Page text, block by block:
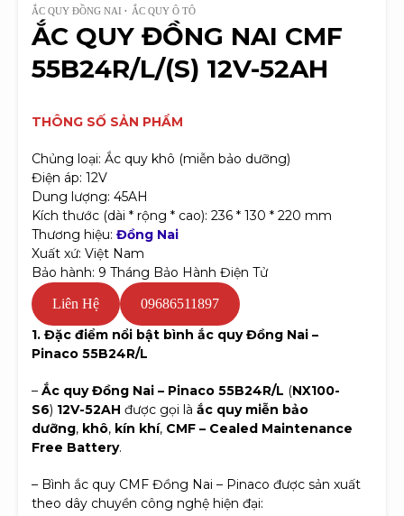
ẮC QUY ĐỒNG NAI ẮC QUY Ô TÔ
ẮC QUY ĐỒNG NAI CMF
55B24R/L/(S) 12V-52AH
THÔNG SỐ SẢN PHẨM
Chủng loại: Ắc quy khô (miễn bảo dưỡng)
Điện áp: 12V
Dung lượng: 45AH
Kích thước (dài * rộng * cao): 236 * 130 * 220 mm
Thương hiệu: Đồng Nai
Xuất xứ: Việt Nam
Bảo hành: 9 Tháng Bảo Hành Điện Tử
Liên Hệ 09686511897
1. Đặc điểm nổi bật bình ắc quy Đồng Nai –
Pinaco 55B24R/L
– Ắc quy Đồng Nai – Pinaco 55B24R/L (NX100-
S6) 12V-52AH được gọi là ắc quy miễn bảo
dưỡng, khô, kín khí, CMF – Cealed Maintenance
Free Battery.
– Bình ắc quy CMF Đồng Nai – Pinaco được sản xuất
theo dây chuyền công nghệ hiện đại: